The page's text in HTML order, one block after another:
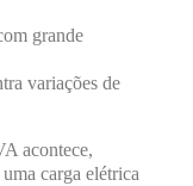
grande
variações de
acontece,
carga elétrica